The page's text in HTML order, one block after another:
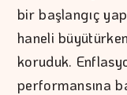
bir başlangıç
haneli
koruduk.
performansına